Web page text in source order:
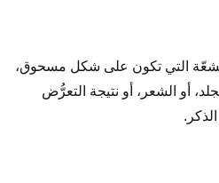
التي تكون على شكل مسحوق،
أو الشعر، أو نتيجة التعرُّض